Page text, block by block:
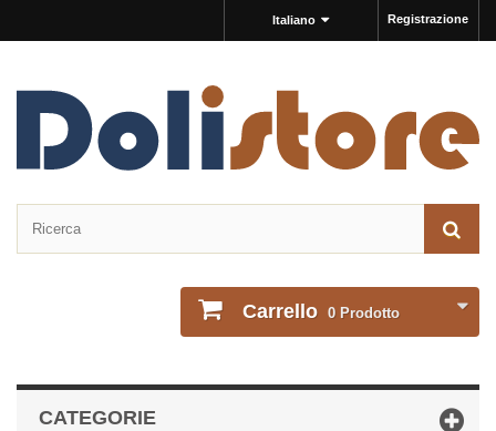
Registrazione
Italiano
Carrello 0 Prodotto
CATEGORIE